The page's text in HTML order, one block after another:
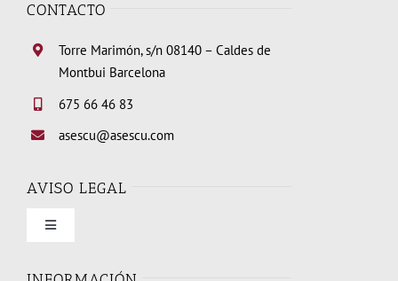
CONTACTO
Torre Marimón, s/n 08140 – Caldes de
Montbui Barcelona
675 66 46 83
asescu@asescu.com
AVISO LEGAL
Toggle
Condiciones de uso